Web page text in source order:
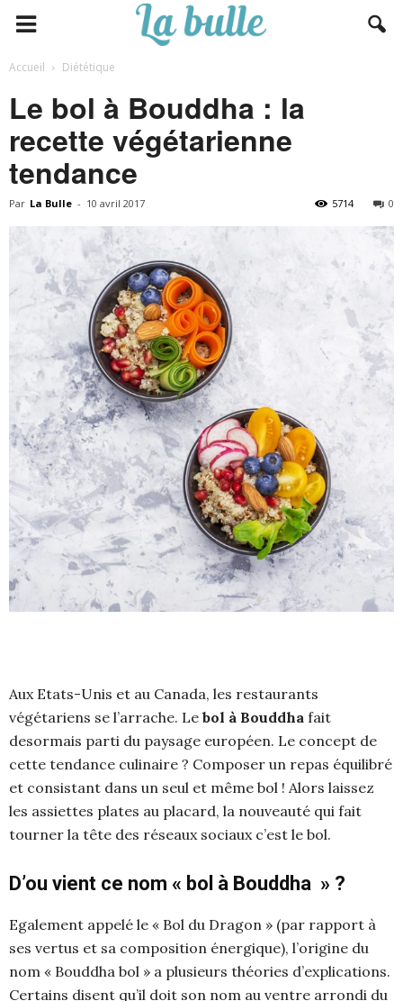
Accueil Diététique
Le bol à Bouddha : la
recette végétarienne
tendance
Par La Bulle - 10 avril 2017 0
5714
Aux Etats-Unis et au Canada, les restaurants
végétariens se l’arrache. Le bol à Bouddha fait
desormais parti du paysage européen. Le concept de
cette tendance culinaire ? Composer un repas équilibré
et consistant dans un seul et même bol ! Alors laissez
les assiettes plates au placard, la nouveauté qui fait
tourner la tête des réseaux sociaux c’est le bol.
D’ou vient ce nom « bol à Bouddha » ?
Egalement appelé le « Bol du Dragon » (par rapport à
ses vertus et sa composition énergique), l’origine du
nom « Bouddha bol » a plusieurs théories d’explications.
Certains disent qu’il doit son nom au ventre arrondi du